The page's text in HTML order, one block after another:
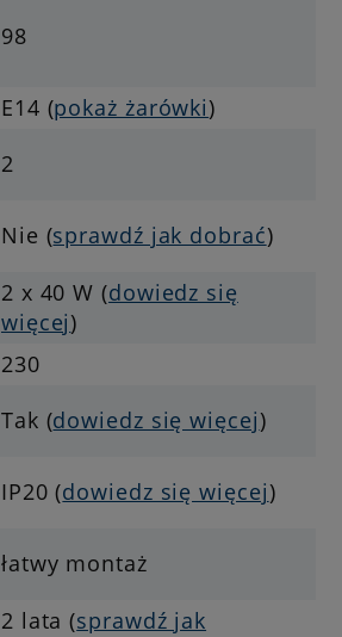
98
E14 (pokaż żarówki)
2
Nie (sprawdź jak dobrać)
2 x 40 W (dowiedz się
więcej)
230
Tak (dowiedz się więcej)
IP20 (dowiedz się więcej)
łatwy montaż
2 lata (sprawdź jak